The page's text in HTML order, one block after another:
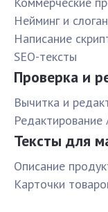
Нейминг и
Написание
SEO-тексты
Проверка и
Вычитка и
Редактирование
Тексты для
Описание
Карточки